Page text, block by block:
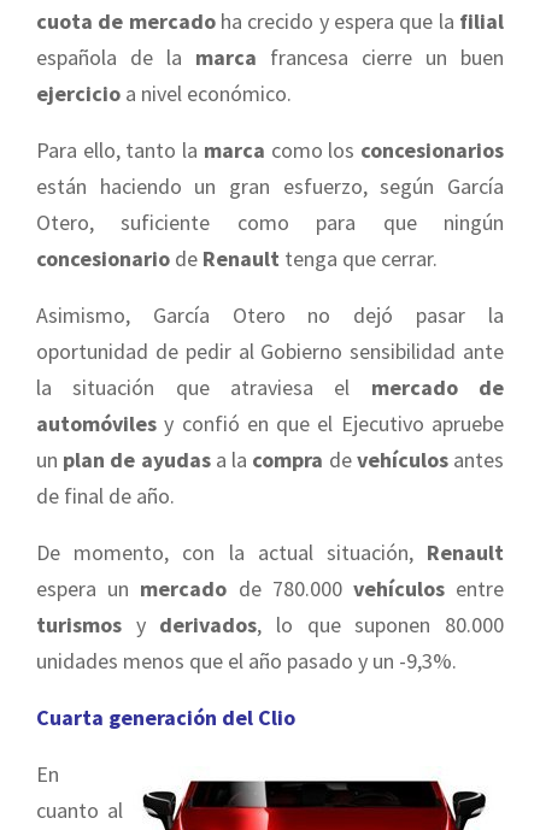
cuota de mercadoha crecido y espera que la filial
española de la marca francesa cierre un buen
ejercicio a nivel económico.
Para ello, tanto la marca como los concesionarios
están haciendo un gran esfuerzo, según García
Otero, suficiente como para que ningún
concesionario de Renault tenga que cerrar.
Asimismo, García Otero no dejó pasar la
oportunidad de pedir al Gobierno sensibilidad ante
la situación que atraviesa el mercado de
automóviles y confió en que el Ejecutivo apruebe
un plan de ayudasa la compra devehículosantes
de final de año.
De momento, con la actual situación, Renault
espera un mercado de 780.000 vehículosentre
turismos y derivados, lo que suponen 80.000
unidades menos que el año pasado y un -9,3%.
Cuarta generación del Clio
En
cuanto al